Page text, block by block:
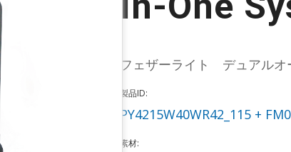
フェザーライト デュアルオ
製品ID:
PY4215W40WR42_115 +
素材: